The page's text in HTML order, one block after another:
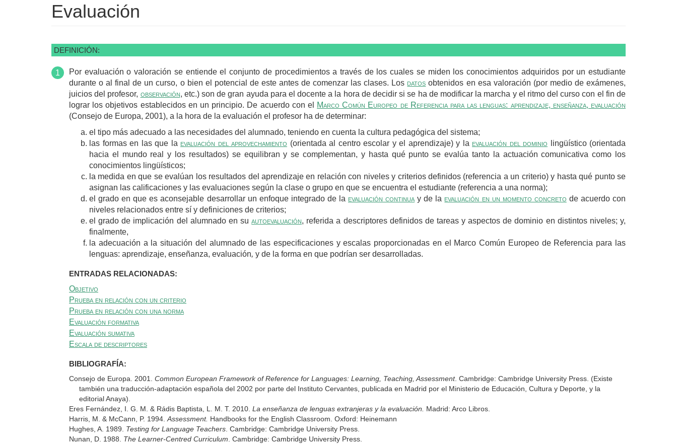
Evaluación
DEFINICIÓN:
Por evaluación o valoración se entiende el conjunto de procedimientos a través de los cuales se miden los conocimientos adquiridos por un estudiante
durante o al final de un curso, o bien el potencial de este antes de comenzar las clases. Los datos obtenidos en esa valoración (por medio de exámenes,
juicios del profesor, observación, etc.) son de gran ayuda para el docente a la hora de decidir si se ha de modificar la marcha y el ritmo del curso con el fin de
lograr los objetivos establecidos en un principio. De acuerdo con el
Marco Común Europeo de Referencia para las lenguas: aprendizaje, enseñanza, evaluación
(Consejo de Europa, 2001), a la hora de la evaluación el profesor ha de determinar:
el tipo más adecuado a las necesidades del alumnado, teniendo en cuenta la cultura pedagógica del sistema;
las formas en las que la evaluación del aprovechamiento (orientada al centro escolar y el aprendizaje) y la evaluación del dominio lingüístico (orientada
hacia el mundo real y los resultados) se equilibran y se complementan, y hasta qué punto se evalúa tanto la actuación comunicativa como los
conocimientos lingüísticos;
la medida en que se evalúan los resultados del aprendizaje en relación con niveles y criterios definidos (referencia a un criterio) y hasta qué punto se
asignan las calificaciones y las evaluaciones según la clase o grupo en que se encuentra el estudiante (referencia a una norma);
el grado en que es aconsejable desarrollar un enfoque integrado de la evaluación continua y de la evaluación en un momento concreto de acuerdo con
niveles relacionados entre sí y definiciones de criterios;
el grado de implicación del alumnado en suautoevaluación, referida a descriptores definidos de tareas y aspectos de dominio en distintos niveles; y,
finalmente,
la adecuación a la situación del alumnado de las especificaciones y escalas proporcionadas en el Marco Común Europeo de Referencia para las
lenguas: aprendizaje, enseñanza, evaluación, y de la forma en que podrían ser desarrolladas.
ENTRADAS RELACIONADAS:
Objetivo
Prueba en relación con un criterio
Prueba en relación con una norma
Evaluación formativa
Evaluación sumativa
Escala de descriptores
BIBLIOGRAFÍA:
Consejo de Europa. 2001. Common European Framework of Reference for Languages: Learning, Teaching, Assessment. Cambridge: Cambridge University Press. (Existe
también una traducción-adaptación española del 2002 por parte del Instituto Cervantes, publicada en Madrid por el Ministerio de Educación, Cultura y Deporte, y la
editorial Anaya).
Eres Fernández, I. G. M. & Rádis Baptista, L. M. T. 2010. La enseñanza de lenguas extranjeras y la evaluación. Madrid: Arco Libros.
Harris, M. & McCann, P. 1994. Assessment. Handbooks for the English Classroom. Oxford: Heinemann
Hughes, A. 1989. Testing for Language Teachers . Cambridge: Cambridge University Press.
Nunan, D. 1988. The Learner-Centred Curriculum . Cambridge: Cambridge University Press.